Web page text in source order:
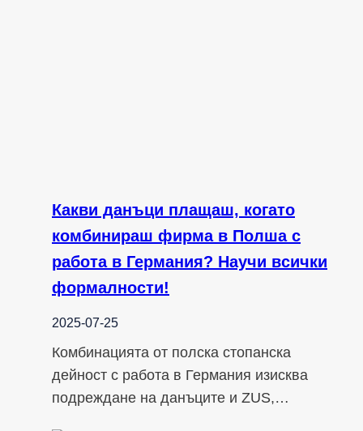
Какви данъци плащаш, когато
комбинираш фирма в Полша с
работа в Германия? Научи всички
формалности!
2025-07-25
Комбинацията от полска стопанска
дейност с работа в Германия изисква
подреждане на данъците и ZUS,…